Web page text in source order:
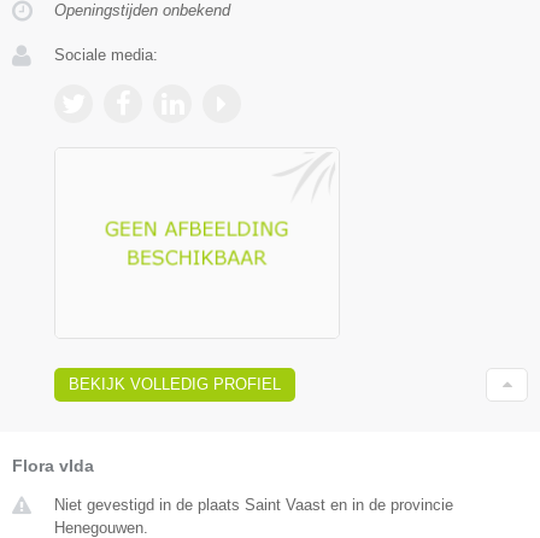
Openingstijden onbekend
Sociale media:
BEKIJK VOLLEDIG PROFIEL
Flora vIda
Niet gevestigd in de plaats Saint Vaast en in de provincie
Henegouwen.